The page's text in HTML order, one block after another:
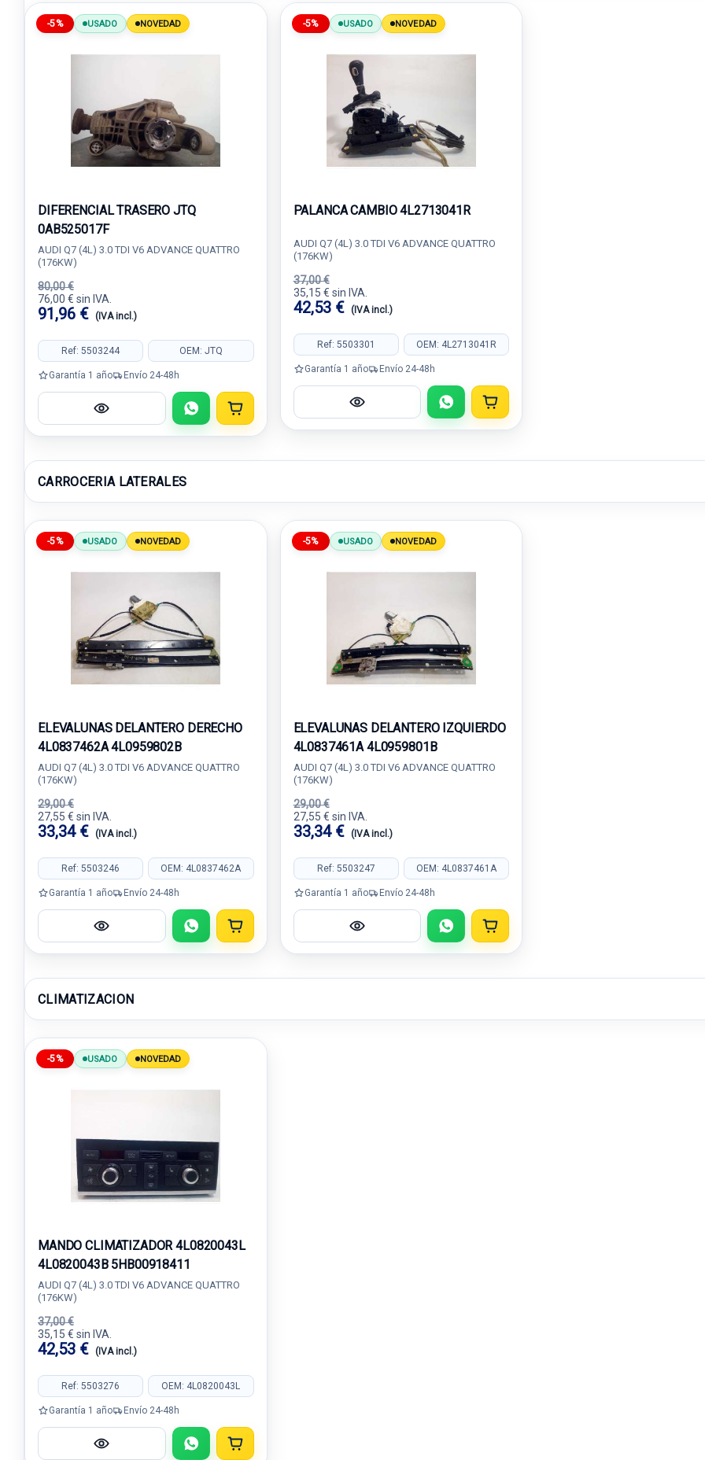
-5% USADO NOVEDAD
DIFERENCIAL TRASERO JTQ
0AB525017F
AUDI Q7 (4L) 3.0 TDI V6 ADVANCE QUATTRO
(176KW)
80,00 €
76,00 € sin IVA.
91,96 € (IVA incl.)
Ref: 5503244 OEM: JTQ
Garantía 1 año Envío 24-48h
-5% USADO NOVEDAD
PALANCA CAMBIO 4L2713041R
AUDI Q7 (4L) 3.0 TDI V6 ADVANCE QUATTRO
(176KW)
37,00 €
35,15 € sin IVA.
42,53 € (IVA incl.)
Ref: 5503301 OEM: 4L2713041R
Garantía 1 año Envío 24-48h
CARROCERIA LATERALES
-5% USADO NOVEDAD
ELEVALUNAS DELANTERO DERECHO
4L0837462A 4L0959802B
AUDI Q7 (4L) 3.0 TDI V6 ADVANCE QUATTRO
(176KW)
29,00 €
27,55 € sin IVA.
33,34 € (IVA incl.)
Ref: 5503246 OEM: 4L0837462A
Garantía 1 año Envío 24-48h
-5% USADO NOVEDAD
ELEVALUNAS DELANTERO IZQUIERDO
4L0837461A 4L0959801B
AUDI Q7 (4L) 3.0 TDI V6 ADVANCE QUATTRO
(176KW)
29,00 €
27,55 € sin IVA.
33,34 € (IVA incl.)
Ref: 5503247 OEM: 4L0837461A
Garantía 1 año Envío 24-48h
CLIMATIZACION
-5% USADO NOVEDAD
MANDO CLIMATIZADOR 4L0820043L
4L0820043B 5HB00918411
AUDI Q7 (4L) 3.0 TDI V6 ADVANCE QUATTRO
(176KW)
37,00 €
35,15 € sin IVA.
42,53 € (IVA incl.)
Ref: 5503276 OEM: 4L0820043L
Garantía 1 año Envío 24-48h